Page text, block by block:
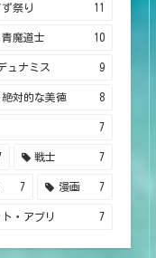
祭り 11
青魔道士 10
ュナミス 9
絶対的な美徳 8
7
戦士 7
7 漫画 7
・アプリ 7